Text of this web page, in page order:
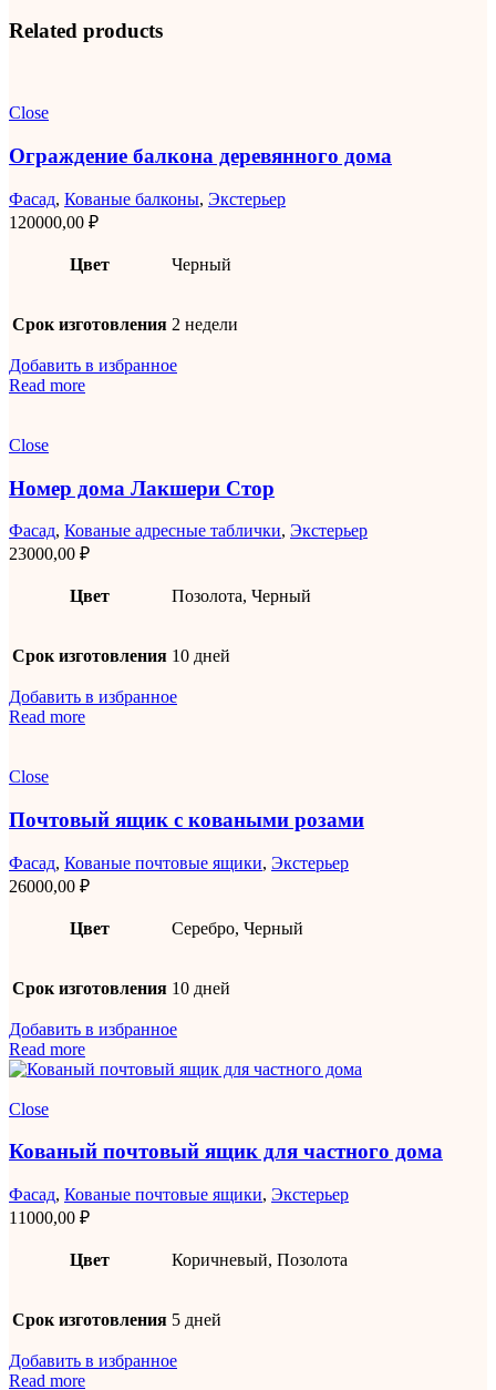
Related products
Close
Ограждение балкона деревянного дома
Фасад, Кованые балконы, Экстерьер
120000,00 ₽
Цвет Черный
Срок изготовления 2 недели
Добавить в избранное
Read more
Close
Номер дома Лакшери Стор
Фасад, Кованые адресные таблички, Экстерьер
23000,00 ₽
Цвет Позолота, Черный
Срок изготовления 10 дней
Добавить в избранное
Read more
Close
Почтовый ящик с коваными розами
Фасад, Кованые почтовые ящики, Экстерьер
26000,00 ₽
Цвет Серебро, Черный
Срок изготовления 10 дней
Добавить в избранное
Read more
Close
Кованый почтовый ящик для частного дома
Фасад, Кованые почтовые ящики, Экстерьер
11000,00 ₽
Цвет Коричневый, Позолота
Срок изготовления 5 дней
Добавить в избранное
Read more